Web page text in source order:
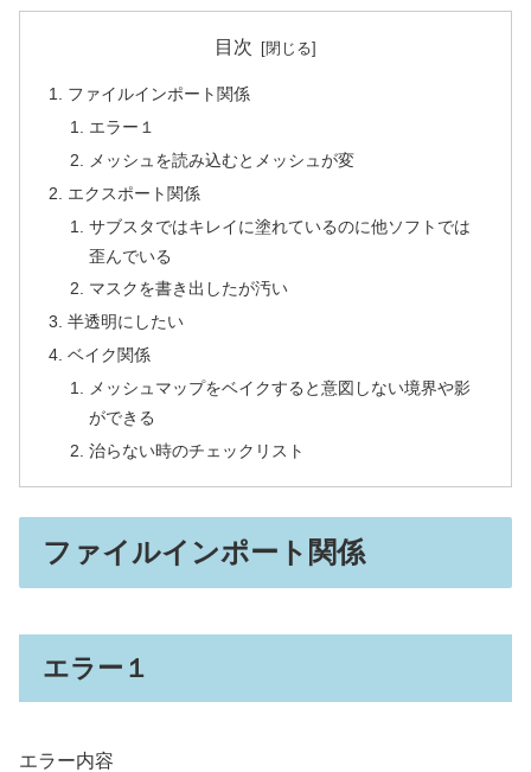
目次
ファイルインポート関係
エラー１
メッシュを読み込むとメッシュが変
エクスポート関係
サブスタではキレイに塗れているのに他ソフトでは
歪んでいる
マスクを書き出したが汚い
半透明にしたい
ベイク関係
メッシュマップをベイクすると意図しない境界や影
ができる
治らない時のチェックリスト
ファイルインポート関係
エラー１
エラー内容